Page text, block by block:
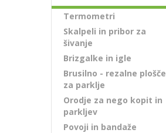
Termometri
Skalpeli in pribor za
šivanje
Brizgalke in igle
Brusilno - rezalne plošče
za parklje
Orodje za nego kopit in
parkljev
Povoji in bandaže